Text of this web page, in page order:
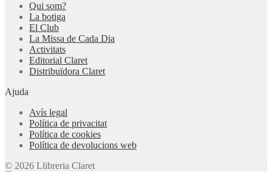
Qui som?
La botiga
El Club
La Missa de Cada Dia
Activitats
Editorial Claret
Distribuïdora Claret
Ajuda
Avís legal
Política de privacitat
Política de cookies
Política de devolucions web
© 2026 Llibreria Claret